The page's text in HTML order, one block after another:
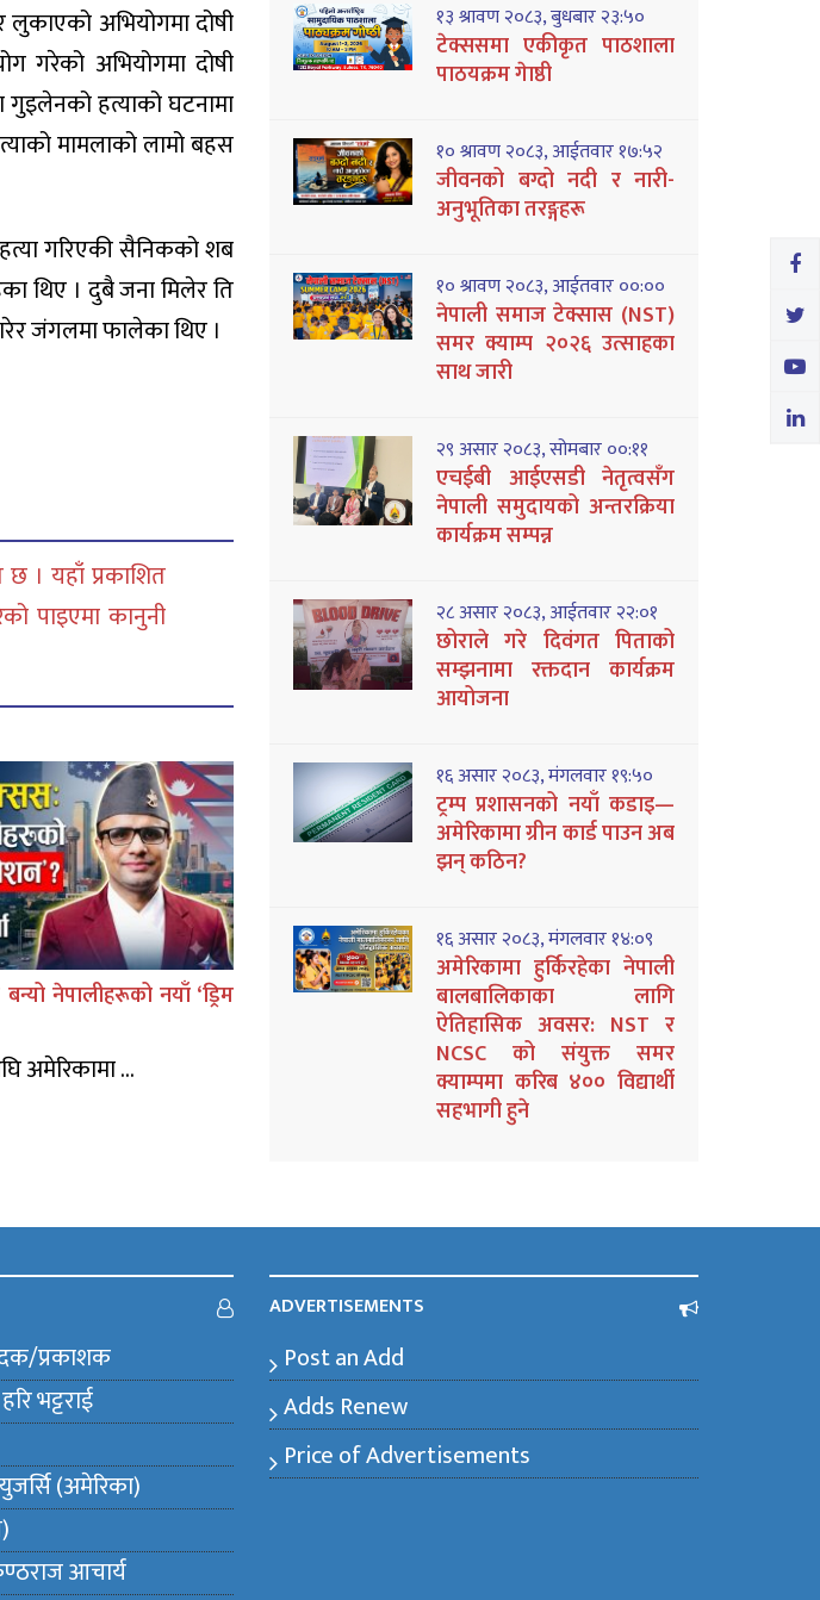
अभियोगमा दोषी
अभियोगमा दोषी
हत्याको घटनामा
मामलाको लामो बहस
गरिएकी सैनिकको शब
थिए । दुबै जना मिलेर ति
जंगलमा फालेका थिए ।
छ । यहाँ प्रकाशित
पाइएमा कानुनी
नेपालीहरूको नयाँ ‘ड्रिम
अमेरिकामा ...
१३ श्रावण २०८३, बुधबार २३:५०
टेक्ससमा एकीकृत पाठशाला
पाठयक्रम गेाष्ठी
१० श्रावण २०८३, आईतवार १७:५२
जीवनको बग्दो नदी र नारी-
अनुभूतिका तरङ्गहरू
१० श्रावण २०८३, आईतवार ००:००
नेपाली समाज टेक्सास (NST)
समर क्याम्प २०२६ उत्साहका
साथ जारी
२९ असार २०८३, सोमबार ००:११
एचईबी आईएसडी नेतृत्वसँग
नेपाली समुदायको अन्तरक्रिया
कार्यक्रम सम्पन्न
२८ असार २०८३, आईतवार २२:०१
छोराले गरे दिवंगत पिताको
सम्झनामा रक्तदान कार्यक्रम
आयोजना
१६ असार २०८३, मंगलवार १९:५०
ट्रम्प प्रशासनको नयाँ कडाइ—
अमेरिकामा ग्रीन कार्ड पाउन अब
झन् कठिन?
१६ असार २०८३, मंगलवार १४:०९
अमेरिकामा हुर्किरहेका नेपाली
बालबालिकाका लागि
ऐतिहासिक अवसर: NST र
NCSC को संयुक्त समर
क्याम्पमा करिब ४०० विद्यार्थी
सहभागी हुने
प्रकाशक
भट्टराई
(अमेरिका)
आचार्य
ADVERTISEMENTS
Post an Add
Adds Renew
Price of Advertisements